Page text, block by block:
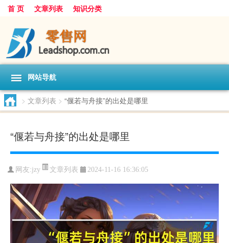
首 页 文章列表 知识分类
网站导航
> 文章列表 > “偃若与舟接”的出处是哪里
“偃若与舟接”的出处是哪里
网友:jzy 文章列表 2024-11-16 16:36:05